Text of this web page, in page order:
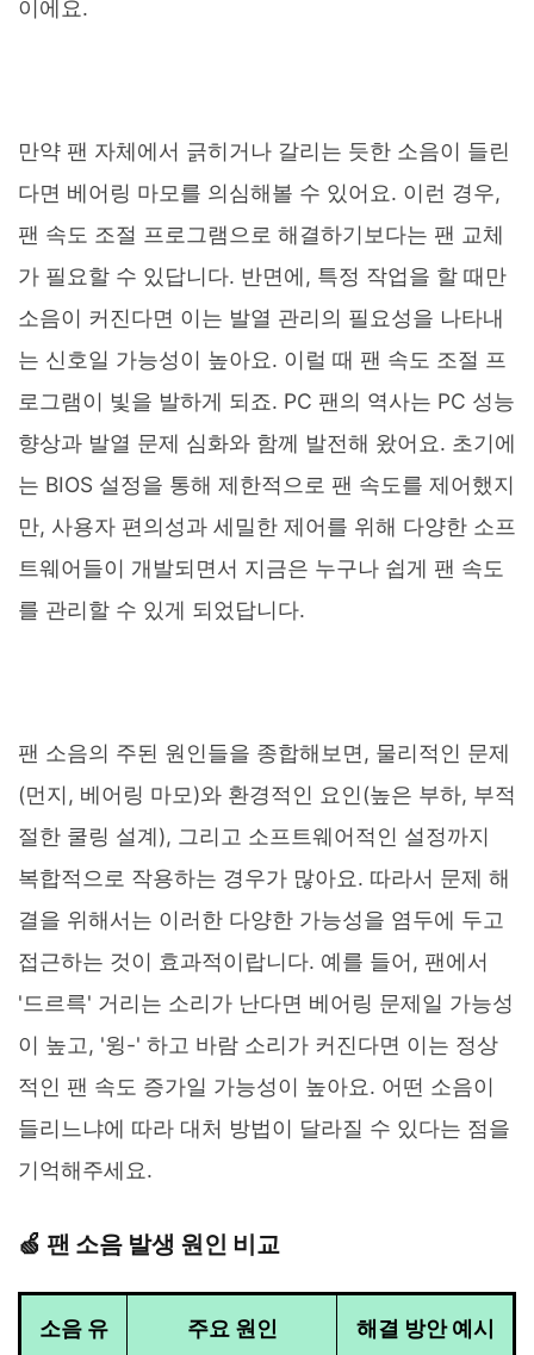
이에요.
만약 팬 자체에서 긁히거나 갈리는 듯한 소음이 들린
다면 베어링 마모를 의심해볼 수 있어요. 이런 경우,
팬 속도 조절 프로그램으로 해결하기보다는 팬 교체
가 필요할 수 있답니다. 반면에, 특정 작업을 할 때만
소음이 커진다면 이는 발열 관리의 필요성을 나타내
는 신호일 가능성이 높아요. 이럴 때 팬 속도 조절 프
로그램이 빛을 발하게 되죠. PC 팬의 역사는 PC 성능
향상과 발열 문제 심화와 함께 발전해 왔어요. 초기에
는 BIOS 설정을 통해 제한적으로 팬 속도를 제어했지
만, 사용자 편의성과 세밀한 제어를 위해 다양한 소프
트웨어들이 개발되면서 지금은 누구나 쉽게 팬 속도
를 관리할 수 있게 되었답니다.
팬 소음의 주된 원인들을 종합해보면, 물리적인 문제
(먼지, 베어링 마모)와 환경적인 요인(높은 부하, 부적
절한 쿨링 설계), 그리고 소프트웨어적인 설정까지
복합적으로 작용하는 경우가 많아요. 따라서 문제 해
결을 위해서는 이러한 다양한 가능성을 염두에 두고
접근하는 것이 효과적이랍니다. 예를 들어, 팬에서
'드르륵' 거리는 소리가 난다면 베어링 문제일 가능성
이 높고, '윙-' 하고 바람 소리가 커진다면 이는 정상
적인 팬 속도 증가일 가능성이 높아요. 어떤 소음이
들리느냐에 따라 대처 방법이 달라질 수 있다는 점을
기억해주세요.
🍏 팬 소음 발생 원인 비교
소음 유
주요 원인 해결 방안 예시